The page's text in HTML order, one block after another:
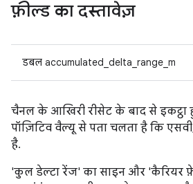
फ़ील्ड का दस्तावेज़
डबल accumulated_delta_range_m
चैनल के आखिरी रीसेट के बाद से इकट्ठा
पॉज़िटिव वैल्यू से पता चलता है कि
है.
'कुल डेल्टा रेंज' का साइन और 'कैरियर